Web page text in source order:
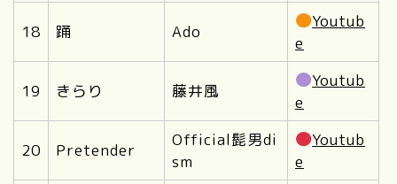
18 踊 Ado
Youtub
e
19 きらり 藤井風
Youtub
e
20 Pretender
Official髭男di
sm
Youtub
e